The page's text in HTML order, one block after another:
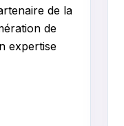
de la
de
expertise